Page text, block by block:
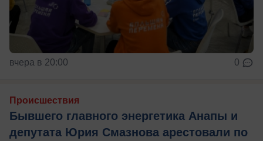
вчера в 20:00 0
Происшествия
Бывшего главного энергетика Анапы и
депутата Юрия Смазнова арестовали по